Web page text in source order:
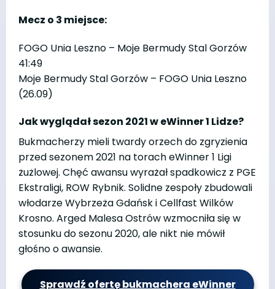
Mecz o 3 miejsce:
FOGO Unia Leszno – Moje Bermudy Stal Gorzów
41:49
Moje Bermudy Stal Gorzów – FOGO Unia Leszno
(26.09)
Jak wyglądał sezon 2021 w eWinner 1 Lidze?
Bukmacherzy mieli twardy orzech do zgryzienia
przed sezonem 2021 na torach eWinner 1 Ligi
żużlowej. Chęć awansu wyrażał spadkowicz z PGE
Ekstraligi, ROW Rybnik. Solidne zespoły zbudowali
włodarze Wybrzeża Gdańsk i Cellfast Wilków
Krosno. Arged Malesa Ostrów wzmocniła się w
stosunku do sezonu 2020, ale nikt nie mówił
głośno o awansie.
Sprawdź ofertę bukmachera eWinner